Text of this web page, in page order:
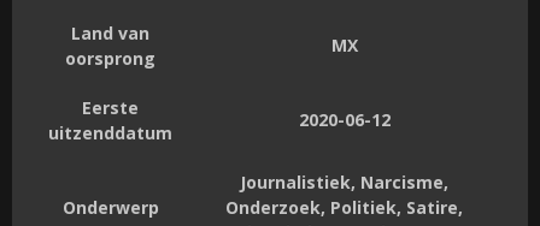
Land van
oorsprong
MX
Eerste
uitzenddatum
2020-06-12
Onderwerp
Journalistiek, Narcisme,
Onderzoek, Politiek, Satire,